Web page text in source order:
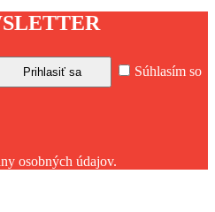
Súhlasím so
osobných údajov.